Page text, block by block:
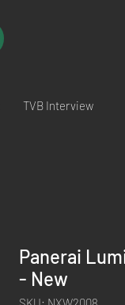
TVB Interview
Panerai
- New